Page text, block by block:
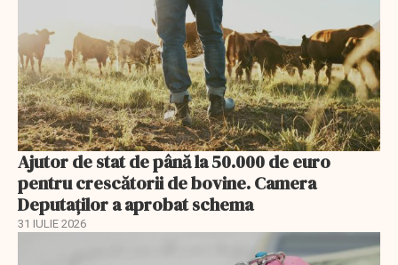
Ajutor de stat de până la 50.000 de euro
pentru crescătorii de bovine. Camera
Deputaților a aprobat schema
31 IULIE 2026